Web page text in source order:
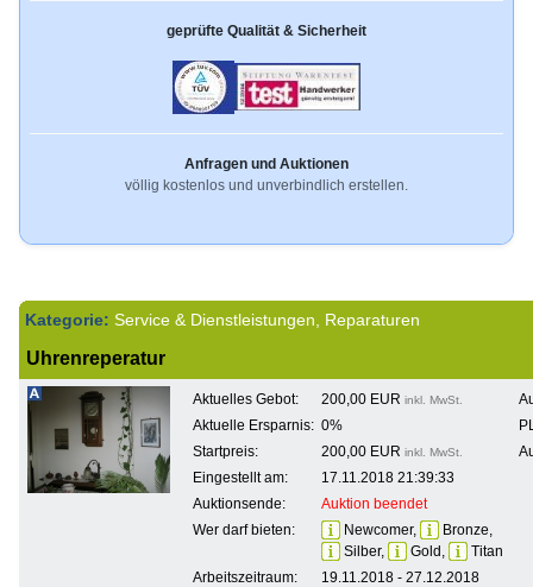
geprüfte Qualität & Sicherheit
Anfragen und Auktionen
völlig kostenlos und unverbindlich erstellen.
Kategorie: Service & Dienstleistungen, Reparaturen
Uhrenreperatur
Aktuelles Gebot: 200,00 EUR inkl. MwSt.
Aktuelle Ersparnis: 0%
Startpreis:
200,00 EUR inkl. MwSt.
Eingestellt am:
17.11.2018 21:39:33
Auktionsende:
Auktion beendet
Wer darf bieten:
Newcomer,
Bronze,
Silber,
Gold,
Titan
Arbeitszeitraum:
19.11.2018 - 27.12.2018